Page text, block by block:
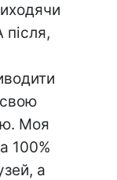
після,
Моя
100%
а